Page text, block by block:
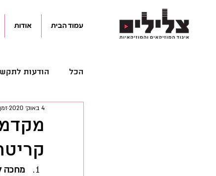
עמוד הבית אודות
הכל הודעות
מאמרים
קהילה
4 באוק׳ 2020 זמן
מחכה